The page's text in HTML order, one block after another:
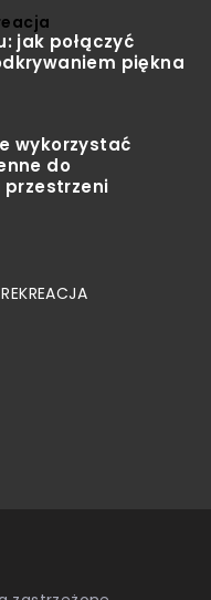
jak połączyć
piękna
wykorzystać
do